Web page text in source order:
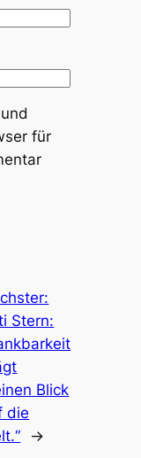
für
Stern:
Blick
die
→